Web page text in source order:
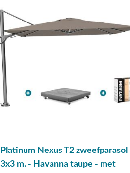
Platinum Nexus T2 zweefparasol
3x3 m. - Havanna taupe - met